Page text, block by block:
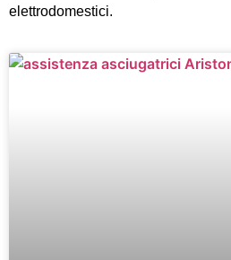
elettrodomestici.